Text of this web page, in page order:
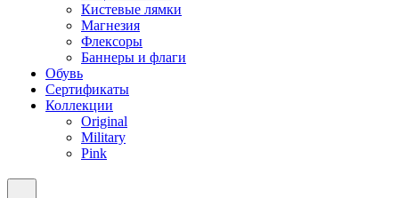
Кистевые лямки
Магнезия
Флексоры
Баннеры и флаги
Обувь
Сертификаты
Коллекции
Original
Military
Pink